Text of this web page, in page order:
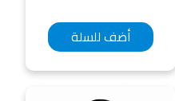
أضف للسلة